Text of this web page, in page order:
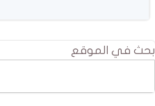
بحث في الموقع